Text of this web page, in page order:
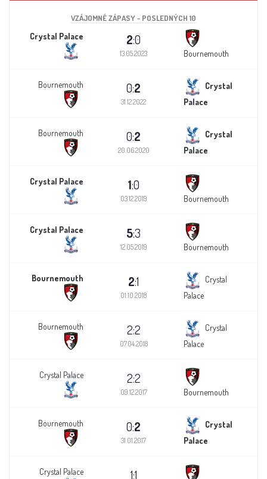
VZÁJOMNÉ ZÁPASY - POSLEDNÝCH 10
Crystal Palace 2:0
13.05.2023 Bournemouth
Bournemouth 0:2
31.12.2022
Crystal
Palace
Bournemouth 0:2
20.06.2020
Crystal
Palace
Crystal Palace 1:0
03.12.2019 Bournemouth
Crystal Palace 5:3
12.05.2019 Bournemouth
Bournemouth 2:1
01.10.2018
Crystal
Palace
Bournemouth 2:2
07.04.2018
Crystal
Palace
Crystal Palace 2:2
09.12.2017 Bournemouth
Bournemouth 0:2
31.01.2017
Crystal
Palace
Crystal Palace 1:1